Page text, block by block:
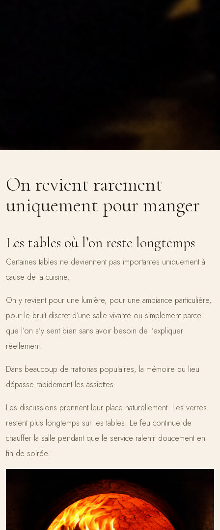
On revient rarement
uniquement pour manger
Les tables où l’on reste longtemps
Certaines tables ne deviennent pas importantes uniquement à
cause de la cuisine.
On y revient pour une lumière, pour une ambiance particulière,
pour le bruit discret d’une salle vivante ou simplement parce
que l’on s’y sent bien sans avoir besoin de l’expliquer
réellement.
Dans beaucoup de trattorias populaires, la mémoire du lieu
dépasse rapidement les assiettes.
Les discussions prennent leur place naturellement. Les verres
restent plus longtemps sur les tables. Le feu continue de
chauffer la salle pendant que le service ralentit doucement en
fin de soirée.